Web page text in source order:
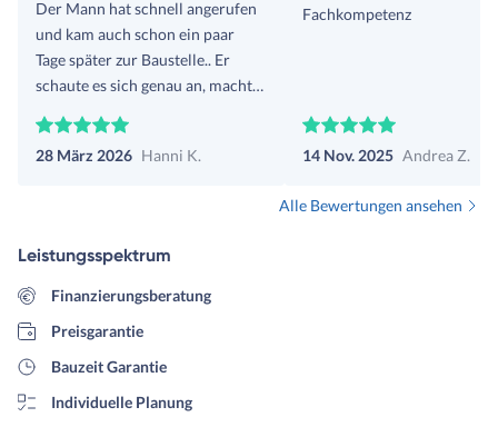
Der Mann hat schnell angerufen
und kam auch schon ein paar
Tage später zur Baustelle.. Er
schaute es sich genau an, machte
realisieren ist. Machte Fotos,
hörte sich unsere Vorstellung an
abzuklären.. Nun warten wir auf
das Angebot
28 März 2026 Hanni K.
Fachkompetenz
14 Nov. 2025 Andrea Z.
Alle Bewertungen ansehen
Leistungsspektrum
Finanzierungsberatung
Preisgarantie
Bauzeit Garantie
Individuelle Planung